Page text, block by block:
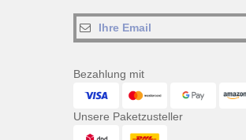
Bezahlung mit
Unsere Paketzusteller